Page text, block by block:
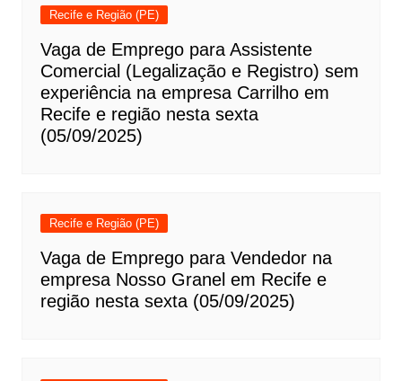
Recife e Região (PE)
Vaga de Emprego para Assistente
Comercial (Legalização e Registro) sem
experiência na empresa Carrilho em
Recife e região nesta sexta
(05/09/2025)
Recife e Região (PE)
Vaga de Emprego para Vendedor na
empresa Nosso Granel em Recife e
região nesta sexta (05/09/2025)